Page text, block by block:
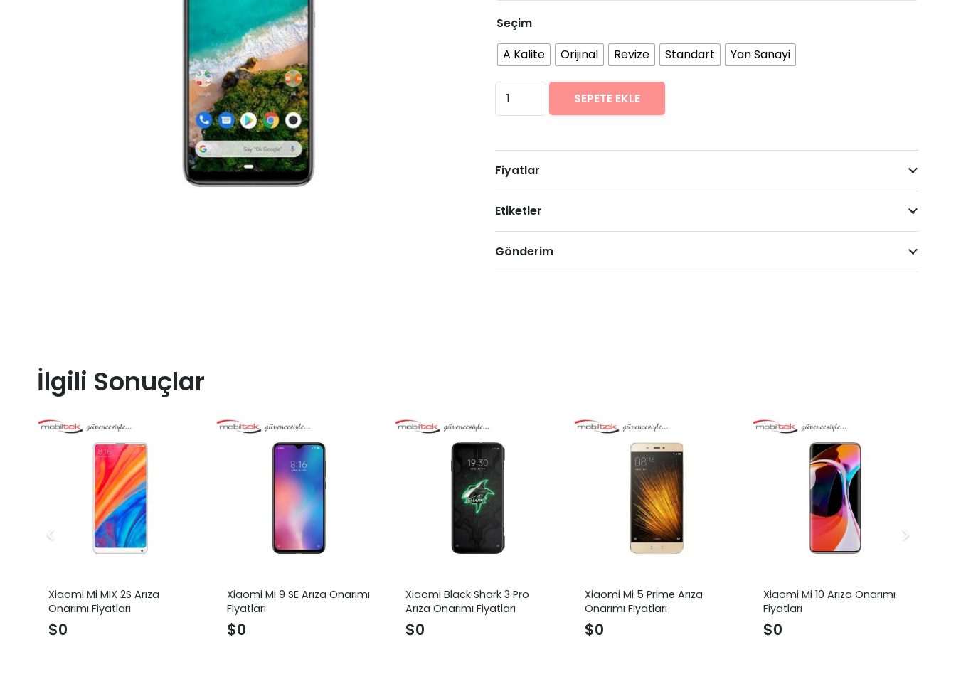
Seçim
A Kalite
Orijinal Revize Standart Yan Sanayi
Xiaomi
Mi
Arıza
Onarımı
adet
SEPETE EKLE
Fiyatlar
Etiketler
Gönderim
İlgili Sonuçlar
Xiaomi Mi MIX 2S Arıza
Onarımı Fiyatları
$0
Xiaomi Mi 9 SE Arıza Onarımı
Fiyatları
$0
Xiaomi Black Shark 3 Pro
Arıza Onarımı Fiyatları
$0
Xiaomi Mi 5 Prime Arıza
Onarımı Fiyatları
$0
Xiaomi Mi 10 Arıza Onarımı
Fiyatları
$0